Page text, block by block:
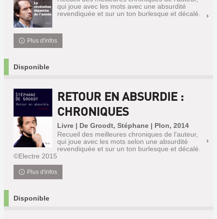
qui joue avec les mots avec une absurdité
revendiquée et sur un ton burlesque et décalé.
Plus d'infos
Disponible
RETOUR EN ABSURDIE :
CHRONIQUES
Livre | De Groodt, Stéphane | Plon, 2014
Recueil des meilleures chroniques de l'auteur,
qui joue avec les mots selon une absurdité
revendiquée et sur un ton burlesque et décalé.
©Electre 2015
Plus d'infos
Disponible